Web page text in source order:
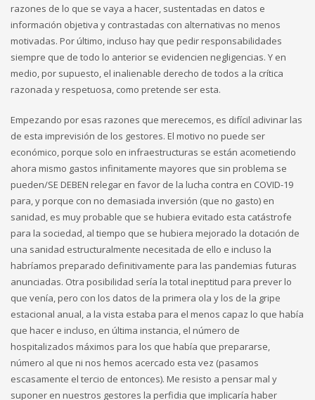
razones de lo que se vaya a hacer, sustentadas en datos e
información objetiva y contrastadas con alternativas no menos
motivadas. Por último, incluso hay que pedir responsabilidades
siempre que de todo lo anterior se evidencien negligencias. Y en
medio, por supuesto, el inalienable derecho de todos a la crítica
razonada y respetuosa, como pretende ser esta.
Empezando por esas razones que merecemos, es difícil adivinar las
de esta imprevisión de los gestores. El motivo no puede ser
económico, porque solo en infraestructuras se están acometiendo
ahora mismo gastos infinitamente mayores que sin problema se
pueden/SE DEBEN relegar en favor de la lucha contra en COVID-19
para, y porque con no demasiada inversión (que no gasto) en
sanidad, es muy probable que se hubiera evitado esta catástrofe
para la sociedad, al tiempo que se hubiera mejorado la dotación de
una sanidad estructuralmente necesitada de ello e incluso la
habríamos preparado definitivamente para las pandemias futuras
anunciadas. Otra posibilidad sería la total ineptitud para prever lo
que venía, pero con los datos de la primera ola y los de la gripe
estacional anual, a la vista estaba para el menos capaz lo que había
que hacer e incluso, en última instancia, el número de
hospitalizados máximos para los que había que prepararse,
número al que ni nos hemos acercado esta vez (pasamos
escasamente el tercio de entonces). Me resisto a pensar mal y
suponer en nuestros gestores la perfidia que implicaría haber